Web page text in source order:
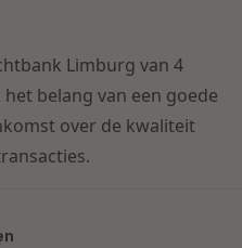
Limburg van 4
belang van een goede
over de kwaliteit